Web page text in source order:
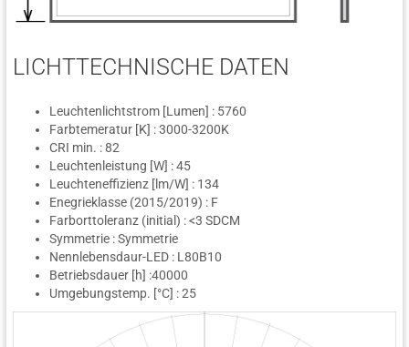
LICHTTECHNISCHE DATEN
Leuchtenlichtstrom [Lumen] : 5760
Farbtemeratur [K] : 3000-3200K
CRI min. : 82
Leuchtenleistung [W] : 45
Leuchteneffizienz [lm/W] : 134
Enegrieklasse (2015/2019) : F
Farborttoleranz (initial) : <3 SDCM
Symmetrie : Symmetrie
Nennlebensdaur-LED : L80B10
Betriebsdauer [h] :40000
Umgebungstemp. [°C] : 25